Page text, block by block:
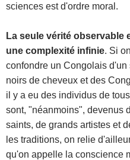
sciences est d'ordre moral.
La seule vérité observable
une complexité infinie. Si
confondre un Congolais
noirs de cheveux et des
il y a eu des individus de
sont, "néanmoins", devenus
saints, de grands artistes et
les traditions, on relie
qu'on appelle la conscience